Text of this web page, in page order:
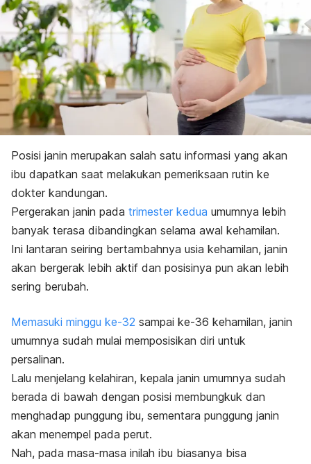
Posisi janin merupakan salah satu informasi yang akan
ibu dapatkan saat melakukan pemeriksaan rutin ke
dokter kandungan.
Pergerakan janin pada trimester kedua umumnya lebih
banyak terasa dibandingkan selama awal kehamilan.
Ini lantaran seiring bertambahnya usia kehamilan, janin
akan bergerak lebih aktif dan posisinya pun akan lebih
sering berubah.
Memasuki minggu ke-32 sampai ke-36 kehamilan, janin
umumnya sudah mulai memposisikan diri untuk
persalinan.
Lalu menjelang kelahiran, kepala janin umumnya sudah
berada di bawah dengan posisi membungkuk dan
menghadap punggung ibu, sementara punggung janin
akan menempel pada perut.
Nah, pada masa-masa inilah ibu biasanya bisa